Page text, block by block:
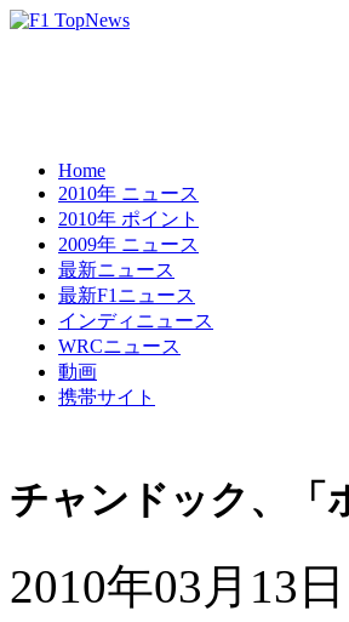
Home
2010年 ニュース
2010年 ポイント
2009年 ニュース
最新ニュース
最新F1ニュース
インディニュース
WRCニュース
動画
携帯サイト
チャンドック、「
2010年03月13日